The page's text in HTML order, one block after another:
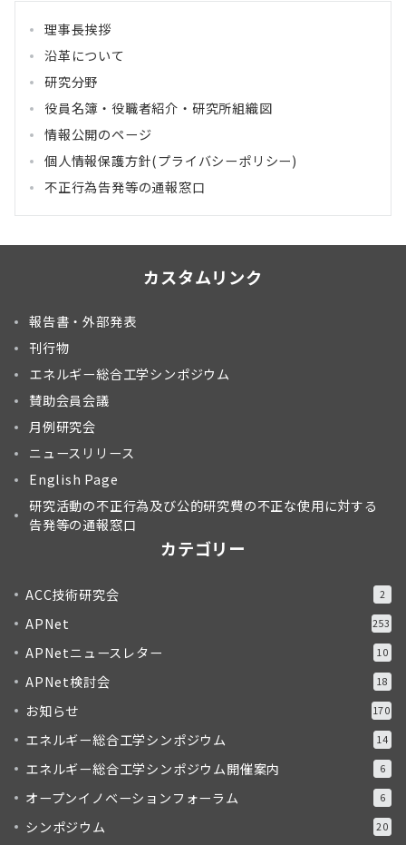
理事長挨拶
沿革について
研究分野
役員名簿・役職者紹介・研究所組織図
情報公開のページ
個人情報保護方針(プライバシーポリシー)
不正行為告発等の通報窓口
カスタムリンク
報告書・外部発表
刊行物
エネルギー総合工学シンポジウム
賛助会員会議
月例研究会
ニュースリリース
English Page
研究活動の不正行為及び公的研究費の不正な使用に対する
告発等の通報窓口
カテゴリー
ACC技術研究会 2
APNet 253
APNetニュースレター 10
APNet検討会 18
お知らせ 170
エネルギー総合工学シンポジウム 14
エネルギー総合工学シンポジウム開催案内 6
オープンイノベーションフォーラム 6
シンポジウム 20